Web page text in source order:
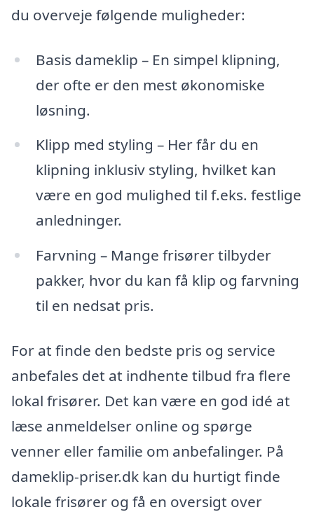
du overveje følgende muligheder:
Basis dameklip – En simpel klipning,
der ofte er den mest økonomiske
løsning.
Klipp med styling – Her får du en
klipning inklusiv styling, hvilket kan
være en god mulighed til f.eks. festlige
anledninger.
Farvning – Mange frisører tilbyder
pakker, hvor du kan få klip og farvning
til en nedsat pris.
For at finde den bedste pris og service
anbefales det at indhente tilbud fra flere
lokal frisører. Det kan være en god idé at
læse anmeldelser online og spørge
venner eller familie om anbefalinger. På
dameklip-priser.dk kan du hurtigt finde
lokale frisører og få en oversigt over